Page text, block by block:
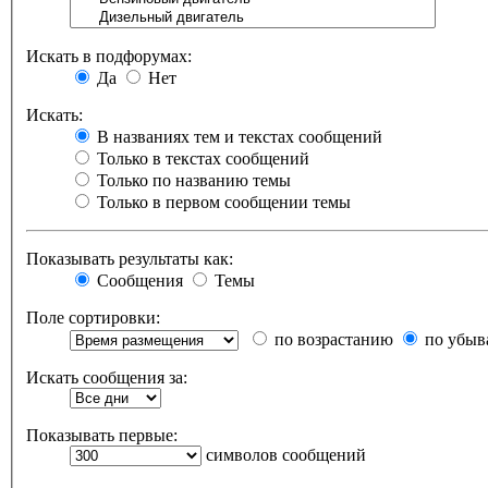
Искать в подфорумах:
Да
Нет
Искать:
В названиях тем и текстах сообщений
Только в текстах сообщений
Только по названию темы
Только в первом сообщении темы
Показывать результаты как:
Сообщения
Темы
Поле сортировки:
по возрастанию
по
Искать сообщения за:
Показывать первые:
символов сообщений